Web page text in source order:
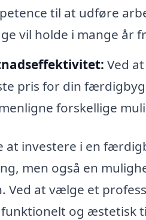
til at udføre
vil holde i mange år
Ved
pris for din
forskellige
at investere i en
men også en
Ved at vælge et
og æstetisk